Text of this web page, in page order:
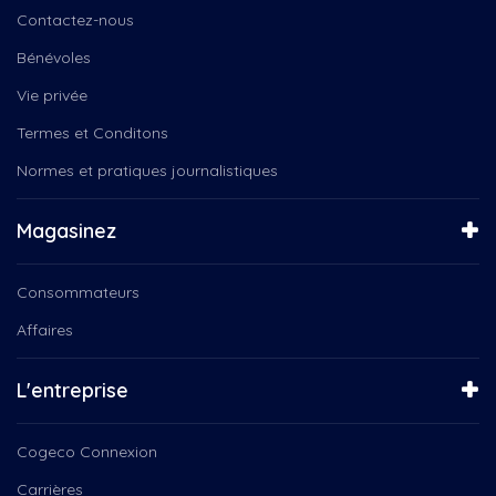
Instinct Canin
Jeunesse
L'orée des champs
Le Québec connecté
Mario Bélanger, Serge-Yvan...
NousTV Mauricie
Orchestre Philharmonique
Popote roulante
Programmation des Fêtes, Un...
Programmation des Fêtes,...
Pyrowave
Cuisine de la terre
D'une rive à l'autre
De Nous à Vous
Des histoires de vie
Défilé de Noël de...
Diffuseur TRAM présente
Débat Élections Fédérales...
Enfin Noël!
Ensemble vocal Les Voix Libres
Ensemble vocal Voix Libres
Entrepreneurs d'ici
Femmes Inspirantes
Festival de Cinéma Créativa...
Contactez-nous
Bénévoles
Vie privée
Termes et Conditons
Normes et pratiques journalistiques
Magasinez
Consommateurs
Affaires
L'entreprise
Cogeco Connexion
Carrières